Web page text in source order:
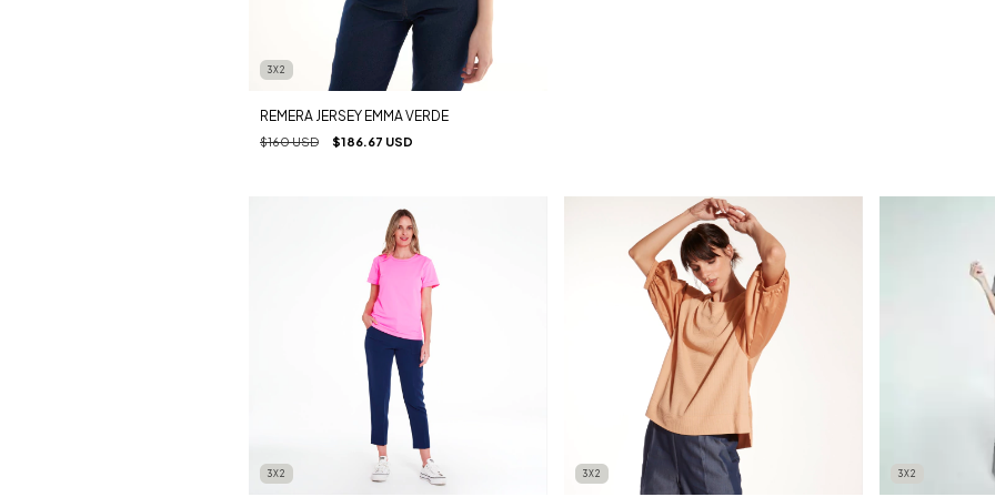
3X2
REMERA JERSEY EMMA VERDE
$160 USD $186.67 USD
3X2 3X2 3X2